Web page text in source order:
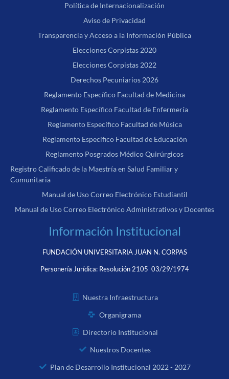
Política de Internacionalización
Aviso de Privacidad
Transparencia y Acceso a la Información Pública
Elecciones Corpistas 2020
Elecciones Corpistas 2022
Derechos Pecuniarios 2026
Reglamento Específico Facultad de Medicina
Reglamento Específico Facultad de Enfermería
Reglamento Específico Facultad de Música
Reglamento Específico Facultad de Educación
Reglamento Posgrados Médico Quirúrgicos
Registro Calificado de la Maestría en Salud Familiar y
Comunitaria
Manual de Uso Correo Electrónico Estudiantil
Manual de Uso Correo Electrónico Administrativos y Docentes
Información Institucional
FUNDACIÓN UNIVERSITARIA JUAN N. CORPAS
Personería Jurídica: Resolución 2105 03/29/1974
Nuestra Infraestructura
Organigrama
Directorio Institucional
Nuestros Docentes
Plan de Desarrollo Institucional 2022 - 2027